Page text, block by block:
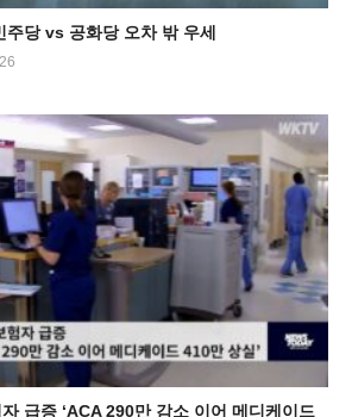
주당 vs 공화당 오차 밖 우세
급증 ‘ACA 290만 감소 이어 메디케이드